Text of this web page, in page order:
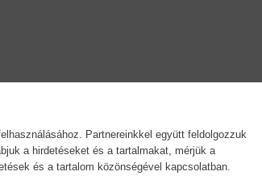
Partnereinkkel együtt feldolgozzuk
a hirdetéseket és a tartalmakat, mérjük a
és a tartalom közönségével kapcsolatban.